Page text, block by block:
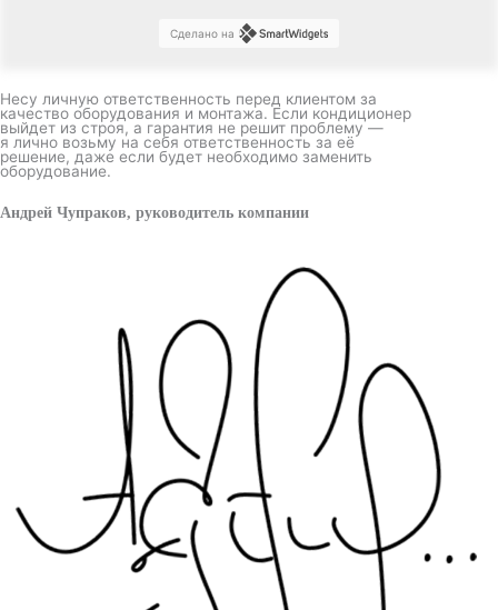
Сделано на
Несу личную ответственность перед клиентом за
качество оборудования и монтажа. Если кондиционер
выйдет из строя, а гарантия не решит проблему —
я лично возьму на себя ответственность за её
решение, даже если будет необходимо заменить
оборудование.
Андрей Чупраков, руководитель компании